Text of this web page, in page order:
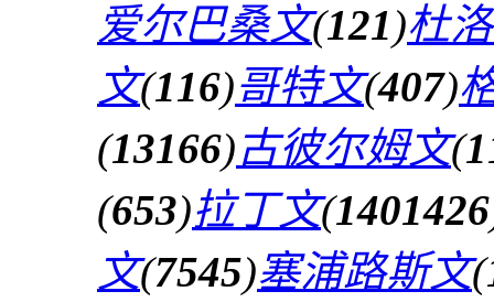
爱尔巴桑文(121)杜
文(116)哥特文(407)
(13166)古彼尔姆文(
(653)拉丁文(1401426
文(7545)塞浦路斯文(